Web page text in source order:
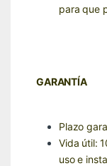
para que
GARANTÍA
Plazo
Vida útil:
uso e